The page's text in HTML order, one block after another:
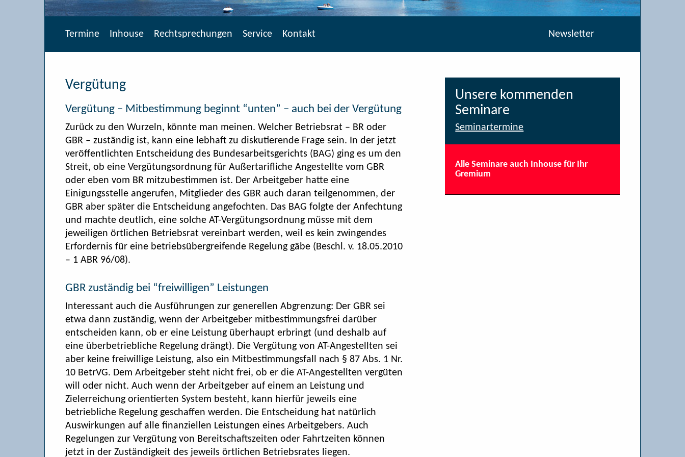
Termine Inhouse Rechtsprechungen Service Kontakt Newsletter
Vergütung
Vergütung – Mitbestimmung beginnt “unten” – auch bei der Vergütung
Zurück zu den Wurzeln, könnte man meinen. Welcher Betriebsrat – BR oder
GBR – zuständig ist, kann eine lebhaft zu diskutierende Frage sein. In der jetzt
veröffentlichten Entscheidung des Bundesarbeitsgerichts (BAG) ging es um den
Streit, ob eine Vergütungsordnung für Außertarifliche Angestellte vom GBR
oder eben vom BR mitzubestimmen ist. Der Arbeitgeber hatte eine
Einigungsstelle angerufen, Mitglieder des GBR auch daran teilgenommen, der
GBR aber später die Entscheidung angefochten. Das BAG folgte der Anfechtung
und machte deutlich, eine solche AT-Vergütungsordnung müsse mit dem
jeweiligen örtlichen Betriebsrat vereinbart werden, weil es kein zwingendes
Erfordernis für eine betriebsübergreifende Regelung gäbe (Beschl. v. 18.05.2010
– 1 ABR 96/08).
GBR zuständig bei “freiwilligen” Leistungen
Interessant auch die Ausführungen zur generellen Abgrenzung: Der GBR sei
etwa dann zuständig, wenn der Arbeitgeber mitbestimmungsfrei darüber
entscheiden kann, ob er eine Leistung überhaupt erbringt (und deshalb auf
eine überbetriebliche Regelung drängt). Die Vergütung von AT-Angestellten sei
aber keine freiwillige Leistung, also ein Mitbestimmungsfall nach § 87 Abs. 1 Nr.
10 BetrVG. Dem Arbeitgeber steht nicht frei, ob er die AT-Angestellten vergüten
will oder nicht. Auch wenn der Arbeitgeber auf einem an Leistung und
Zielerreichung orientierten System besteht, kann hierfür jeweils eine
betriebliche Regelung geschaffen werden. Die Entscheidung hat natürlich
Auswirkungen auf alle finanziellen Leistungen eines Arbeitgebers. Auch
Regelungen zur Vergütung von Bereitschaftszeiten oder Fahrtzeiten können
jetzt in der Zuständigkeit des jeweils örtlichen Betriebsrates liegen.
Unsere kommenden
Seminare
Seminartermine
Alle Seminare auch Inhouse für Ihr
Gremium